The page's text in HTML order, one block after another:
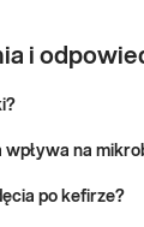
i
wpływa na
po kefirze?